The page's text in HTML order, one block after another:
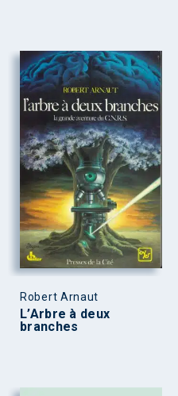
Robert Arnaut
L’Arbre à deux
branches